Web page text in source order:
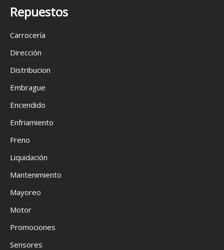
Repuestos
Carrocería
Dirección
Distribucion
Embrague
Encendido
Enfriamiento
Freno
Liquidación
Mantenimiento
Mayoreo
Motor
Promociones
Sensores